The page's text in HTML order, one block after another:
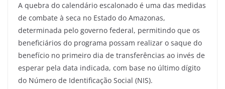
A quebra do calendário escalonado é uma das medidas
de combate à seca no Estado do Amazonas,
determinada pelo governo federal, permitindo que os
beneficiários do programa possam realizar o saque do
benefício no primeiro dia de transferências ao invés de
esperar pela data indicada, com base no último dígito
do Número de Identificação Social (NIS).